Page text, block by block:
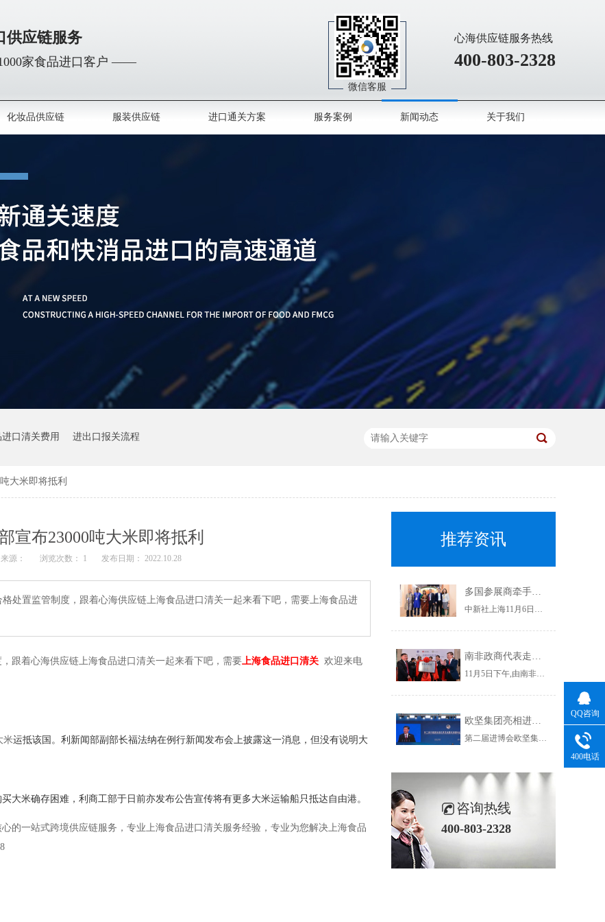
供应链服务
家食品进口客户 ——
微信客服
心海供应链服务热线
400-803-2328
化妆品供应链 服装供应链 进口通关方案 服务案例 新闻动态 关于我们
口清关费用 进出口报关流程
大米即将抵利
宣布23000吨大米即将抵利
来源： 浏览次数： 1 发布日期： 2022.10.28
处置监管制度，跟着心海供应链上海食品进口清关一起来看下吧，需要上海食品进
跟着心海供应链上海食品进口清关一起来看下吧，需要上海食品进口清关 欢迎来电
米运抵该国。利新闻部副部长福法纳在例行新闻发布会上披露这一消息，但没有说明大
大米确存困难，利商工部于日前亦发布公告宣传将有更多大米运输船只抵达自由港。
的一站式跨境供应链服务，专业上海食品进口清关服务经验，专业为您解决上海食品
推荐资讯
多国参展商牵手上海杨浦企业 推动优质特色产品进入中国市场
中新社上海11月6日电(记者陈静)正在举行的第二届进博会上，上海交易团杨浦交易分团6日集中与7家参展商签约，6个采购订单落地。
11月5日下午,由南非小企业发展部副部长玛丽·卡帕女士带队,南部非洲上海工商联谊总会组织南非政府官员、企业家、华人华侨社团成员一行53人到访杨浦区,参加“南非—杨浦投资促进对接会暨南非贸易港上海运营中心揭牌仪式”并参观了欧坚集团。
欧坚集团亮相进博会虹桥国际经济论坛看全球贸易新趋势
第二届进博会欧坚集团旗下欣海国际报关集团有限公司在服务贸易展区1.1B9-07为您服务！欢迎您的莅临,我们不见不散~
咨询热线
400-803-2328
QQ咨询
400电话